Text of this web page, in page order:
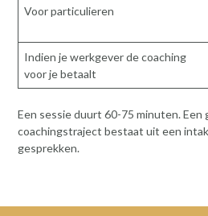
Voor particulieren
Indien je werkgever de coaching
voor je betaalt
Een sessie duurt 60-75 minuten. Een
coachingstraject bestaat uit een
gesprekken.